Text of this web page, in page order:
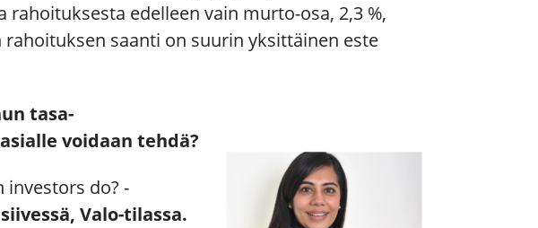
edelleen vain murto-osa, 2,3 %,
saanti on suurin yksittäinen este
tasa-
voidaan tehdä?
investors do? -
Valo-tilassa.